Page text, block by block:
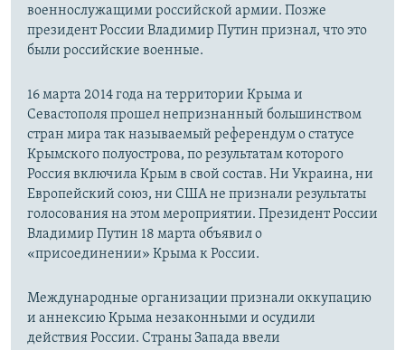
военнослужащими российской армии. Позже
президент России Владимир Путин признал, что это
были российские военные.
16 марта 2014 года на территории Крыма и
Севастополя прошел непризнанный большинством
стран мира так называемый референдум о статусе
Крымского полуострова, по результатам которого
Россия включила Крым в свой состав. Ни Украина, ни
Европейский союз, ни США не признали результаты
голосования на этом мероприятии. Президент России
Владимир Путин 18 марта объявил о
«присоединении» Крыма к России.
Международные организации признали оккупацию
и аннексию Крыма незаконными и осудили
действия России. Страны Запада ввели